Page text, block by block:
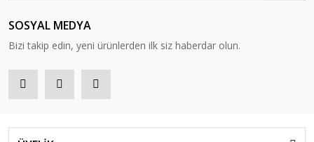
SOSYAL MEDYA
Bizi takip edin, yeni ürünlerden ilk siz haberdar olun.